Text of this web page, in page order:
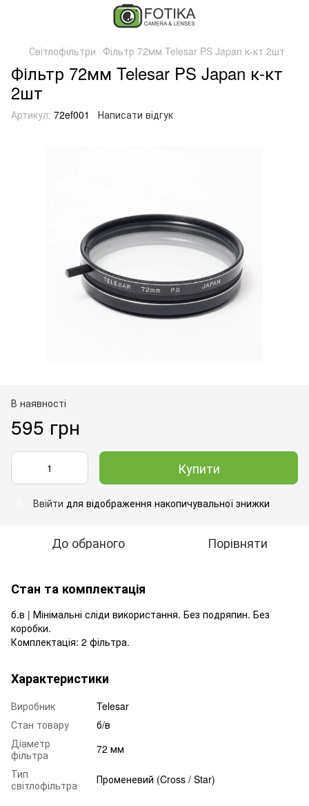
Світлофільтри Фільтр 72мм Telesar PS Japan к-кт 2шт
Фільтр 72мм Telesar PS Japan к-кт
2шт
Артикул: 72ef001 Написати відгук
В наявності
595 грн
Купити
Ввійти для відображення накопичувальної знижки
До обраного Порівняти
Стан та комплектація
б.в | Мінімальні сліди використання. Без подряпин. Без
коробки.
Комплектація: 2 фільтра.
Характеристики
Виробник
Telesar
Стан товару
б/в
Діаметр
фільтра
72 мм
Тип
світлофільтра
Променевий (Cross / Star)